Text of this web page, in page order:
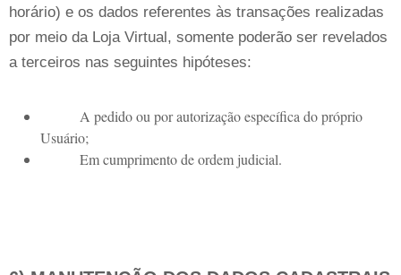
horário) e os dados referentes às transações realizadas
por meio da Loja Virtual, somente poderão ser revelados
a terceiros nas seguintes hipóteses:
A pedido ou por autorização específica do próprio
Usuário;
Em cumprimento de ordem judicial.